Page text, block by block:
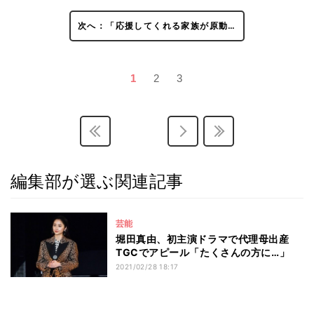
次へ：「応援してくれる家族が原動…
1 2 3
編集部が選ぶ関連記事
芸能
堀田真由、初主演ドラマで代理母出産
TGCでアピール「たくさんの方に…」
2021/02/28 18:17